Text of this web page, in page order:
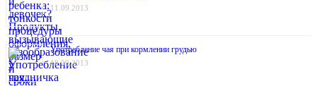
11.09.2013
Употребление чая при кормлении грудью
18.09.2013